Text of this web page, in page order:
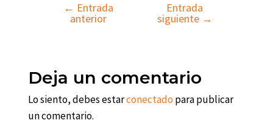
Navegación
← Entrada
anterior
Entrada
siguiente →
Deja un comentario
Lo siento, debes estarconectado para publicar
un comentario.